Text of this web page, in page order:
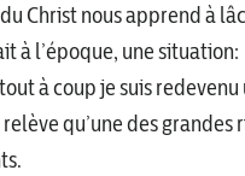
Christ nous apprend à
à l’époque, une
à coup je suis
qu’une des